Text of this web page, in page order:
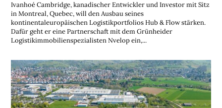
Ivanhoé Cambridge, kanadischer Entwickler und Investor mit Sitz
in Montreal, Quebec, will den Ausbau seines
kontinentaleuropäischen Logistikportfolios Hub & Flow stärken.
Dafür geht er eine Partnerschaft mit dem Grünheider
Logistikimmobilienspezialisten Nvelop ein,...